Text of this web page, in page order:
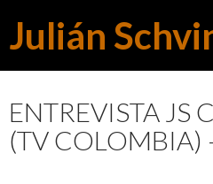
Buscar
AL
ENTREVISTA JS
(TV COLOMBIA)